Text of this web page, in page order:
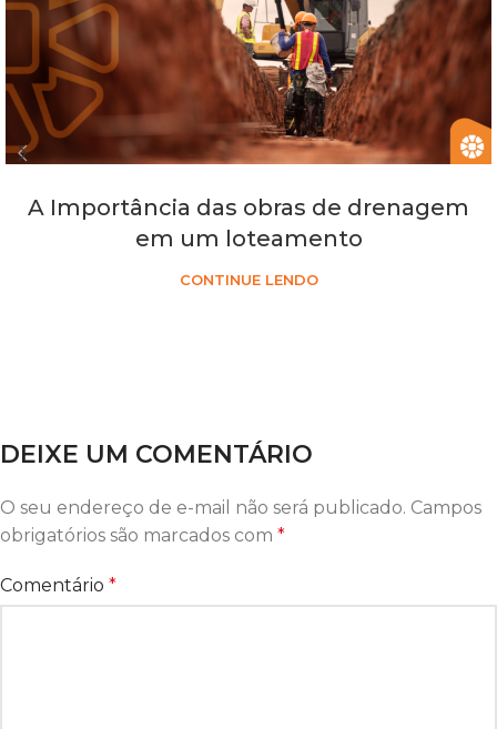
A Importância das obras de drenagem
em um loteamento
CONTINUE LENDO
DEIXE UM COMENTÁRIO
O seu endereço de e-mail não será publicado. Campos
obrigatórios são marcados com *
Comentário *